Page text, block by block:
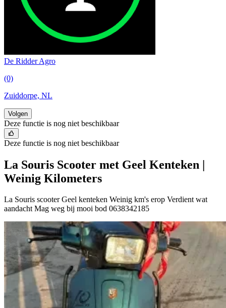
De Ridder Agro
(0)
Zuiddorpe, NL
Volgen
Deze functie is nog niet beschikbaar
Deze functie is nog niet beschikbaar
La Souris Scooter met Geel Kenteken |
Weinig Kilometers
La Souris scooter Geel kenteken Weinig km's erop Verdient wat
aandacht Mag weg bij mooi bod 0638342185